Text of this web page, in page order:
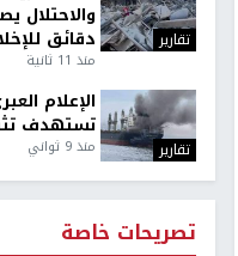
تقارير
والاحتلال
دقائق
منذ 11 ثانية
تقارير
الإعلام
تستهدف
منذ 9 ثواني
تصريحات خاصة